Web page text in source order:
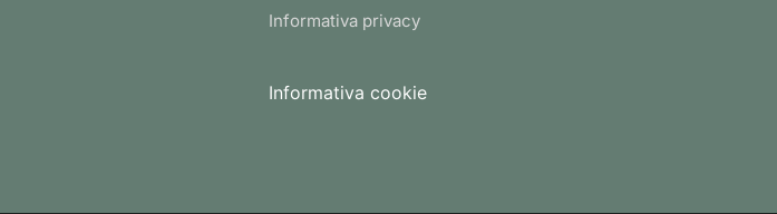
Informativa privacy
Informativa cookie